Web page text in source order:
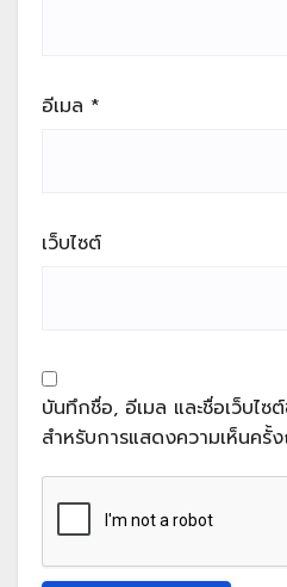
อีเมล *
เว็บไซต์
บันทึกชื่อ, อีเมล และชื่อเว็บไซ
สำหรับการแสดงความเห็นครั้